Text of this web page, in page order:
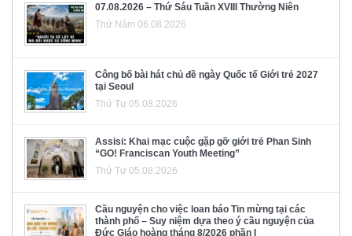
07.08.2026 – Thứ Sáu Tuần XVIII Thường Niên
Thứ Năm 06.08.2026
Công bố bài hát chủ đề ngày Quốc tế Giới trẻ 2027
tại Seoul
Thứ Tư 05.08.2026
Assisi: Khai mạc cuộc gặp gỡ giới trẻ Phan Sinh
“GO! Franciscan Youth Meeting”
Thứ Tư 05.08.2026
Cầu nguyện cho việc loan báo Tin mừng tại các
thành phố – Suy niệm dựa theo ý cầu nguyện của
Đức Giáo hoàng tháng 8/2026 phần I